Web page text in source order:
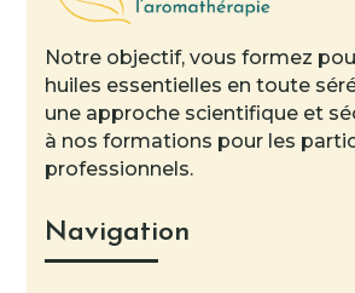
Notre objectif, vous formez
huiles essentielles en toute
une approche scientifique et
à nos formations pour les
professionnels.
Navigation